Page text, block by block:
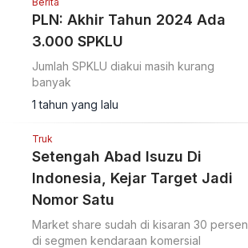
PLN: Akhir Tahun 2024 Ada
3.000 SPKLU
Jumlah SPKLU diakui masih kurang
banyak
1 tahun yang lalu
Truk
Setengah Abad Isuzu Di
Indonesia, Kejar Target Jadi
Nomor Satu
Market share sudah di kisaran 30 persen
di segmen kendaraan komersial